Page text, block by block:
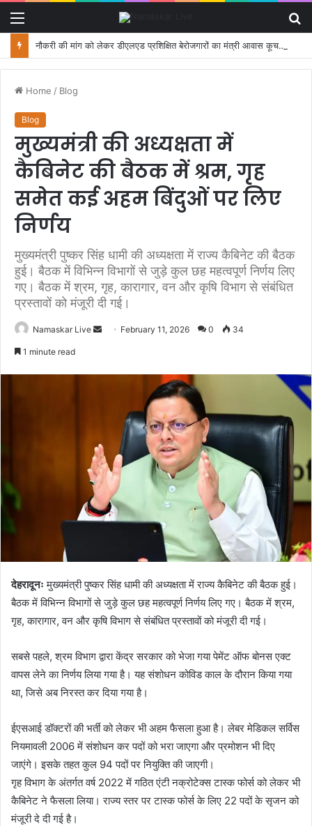
नौकरी की मांग को लेकर डीएलएड प्रशिक्षित बेरोजगारों का मंत्री आवास कूच, पुलिस ने रोका
Home / Blog
Blog
मुख्यमंत्री की अध्यक्षता में
कैबिनेट की बैठक में श्रम, गृह
समेत कई अहम बिंदुओं पर लिए
निर्णय
मुख्यमंत्री पुष्कर सिंह धामी की अध्यक्षता में राज्य कैबिनेट की बैठक
हुई। बैठक में विभिन्न विभागों से जुड़े कुल छह महत्वपूर्ण निर्णय लिए
गए। बैठक में श्रम, गृह, कारागार, वन और कृषि विभाग से संबंधित
प्रस्तावों को मंजूरी दी गई।
Namaskar Live
m
a
February 11, 2026 0 34
1 minute read
देहरादूनः मुख्यमंत्री पुष्कर सिंह धामी की अध्यक्षता में राज्य कैबिनेट की बैठक हुई।
बैठक में विभिन्न विभागों से जुड़े कुल छह महत्वपूर्ण निर्णय लिए गए। बैठक में श्रम,
गृह, कारागार, वन और कृषि विभाग से संबंधित प्रस्तावों को मंजूरी दी गई।
सबसे पहले, श्रम विभाग द्वारा केंद्र सरकार को भेजा गया पेमेंट ऑफ बोनस एक्ट
वापस लेने का निर्णय लिया गया है। यह संशोधन कोविड काल के दौरान किया गया
था, जिसे अब निरस्त कर दिया गया है।
ईएसआई डॉक्टरों की भर्ती को लेकर भी अहम फैसला हुआ है। लेबर मेडिकल सर्विस
नियमावली 2006 में संशोधन कर पदों को भरा जाएगा और प्रमोशन भी दिए
जाएंगे। इसके तहत कुल 94 पदों पर नियुक्ति की जाएगी।
गृह विभाग के अंतर्गत वर्ष 2022 में गठित एंटी नक्रोटेक्स टास्क फोर्स को लेकर भी
कैबिनेट ने फैसला लिया। राज्य स्तर पर टास्क फोर्स के लिए 22 पदों के सृजन को
मंजूरी दे दी गई है।